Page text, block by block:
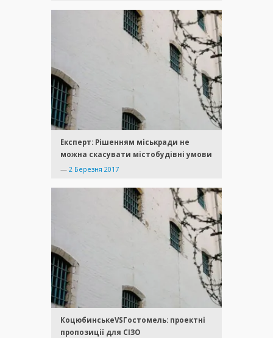
Експерт: Рішенням міськради не
можна скасувати містобудівні умови
— 2 Березня 2017
КоцюбинськеVSГостомель: проектні
пропозиції для СІЗО